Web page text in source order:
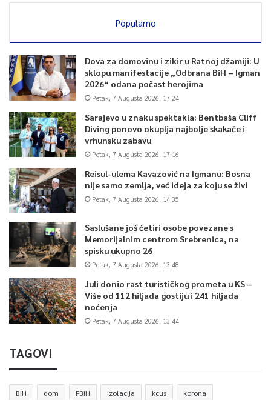
Popularno
Dova za domovinu i zikir u Ratnoj džamiji: U
sklopu manifestacije „Odbrana BiH – Igman
2026“ odana počast herojima
Petak, 7 Augusta 2026, 17:24
Sarajevo u znaku spektakla: Bentbaša Cliff
Diving ponovo okuplja najbolje skakače i
vrhunsku zabavu
Petak, 7 Augusta 2026, 17:16
Reisul-ulema Kavazović na Igmanu: Bosna
nije samo zemlja, već ideja za koju se živi
Petak, 7 Augusta 2026, 14:35
Saslušane još četiri osobe povezane s
Memorijalnim centrom Srebrenica, na
spisku ukupno 26
Petak, 7 Augusta 2026, 13:48
Juli donio rast turističkog prometa u KS –
Više od 112 hiljada gostiju i 241 hiljada
noćenja
Petak, 7 Augusta 2026, 13:44
TAGOVI
BiH dom FBiH izolacija kcus korona